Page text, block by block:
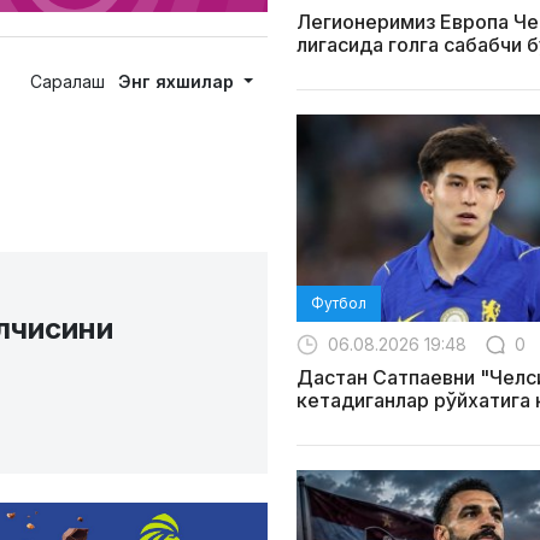
Саралаш Энг яхшилар
Легионеримиз Европа
лигасида голга сабабчи
Футбол
06.08.2026 19:48 0
Дастан Сатпаевни
кетадиганлар